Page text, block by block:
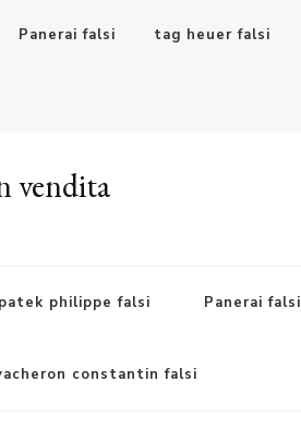
Panerai falsi
tag heuer falsi
vendita
patek philippe falsi Panerai falsi
constantin falsi